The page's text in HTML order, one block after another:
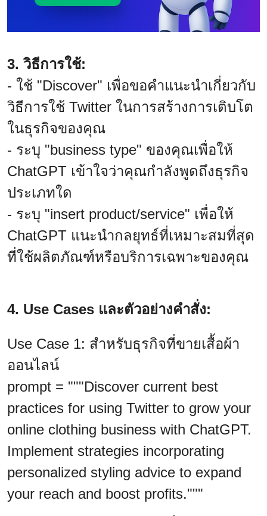
3. วิธีการใช้:
- ใช้ "Discover" เพื่อขอคำแนะนำเกี่ยวกับ
วิธีการใช้ Twitter ในการสร้างการเติบโต
ในธุรกิจของคุณ
- ระบุ "business type" ของคุณเพื่อให้
ChatGPT เข้าใจว่าคุณกำลังพูดถึงธุรกิจ
ประเภทใด
- ระบุ "insert product/service" เพื่อให้
ChatGPT แนะนำกลยุทธ์ที่เหมาะสมที่สุด
ที่ใช้ผลิตภัณฑ์หรือบริการเฉพาะของคุณ
4. Use Cases และตัวอย่างคำสั่ง:
Use Case 1: สำหรับธุรกิจที่ขายเสื้อผ้า
ออนไลน์
prompt = """Discover current best
practices for using Twitter to grow your
online clothing business with ChatGPT.
Implement strategies incorporating
personalized styling advice to expand
your reach and boost profits."""